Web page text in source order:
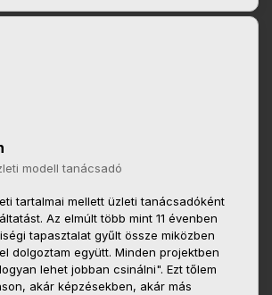
modell tanácsadó
tartalmai mellett üzleti tanácsadóként
Az elmúlt több mint 11 évenben
tapasztalat gyűlt össze miközben
dolgoztam együtt. Minden projektben
lehet jobban csinálni". Ezt tőlem
akár képzésekben, akár más